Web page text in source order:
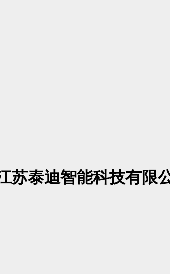
泰迪智能科技有限